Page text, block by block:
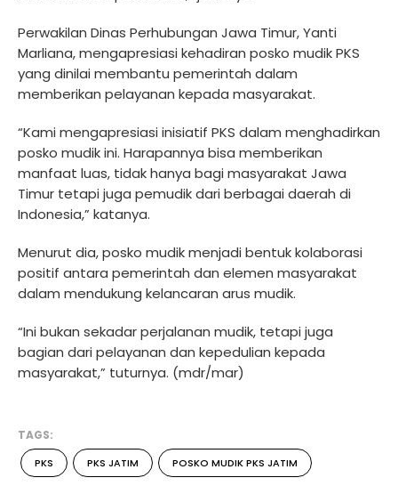
Perwakilan Dinas Perhubungan Jawa Timur, Yanti
Marliana, mengapresiasi kehadiran posko mudik PKS
yang dinilai membantu pemerintah dalam
memberikan pelayanan kepada masyarakat.
“Kami mengapresiasi inisiatif PKS dalam menghadirkan
posko mudik ini. Harapannya bisa memberikan
manfaat luas, tidak hanya bagi masyarakat Jawa
Timur tetapi juga pemudik dari berbagai daerah di
Indonesia,” katanya.
Menurut dia, posko mudik menjadi bentuk kolaborasi
positif antara pemerintah dan elemen masyarakat
dalam mendukung kelancaran arus mudik.
“Ini bukan sekadar perjalanan mudik, tetapi juga
bagian dari pelayanan dan kepedulian kepada
masyarakat,” tuturnya. (mdr/mar)
TAGS:
PKS PKS JATIM POSKO MUDIK PKS JATIM